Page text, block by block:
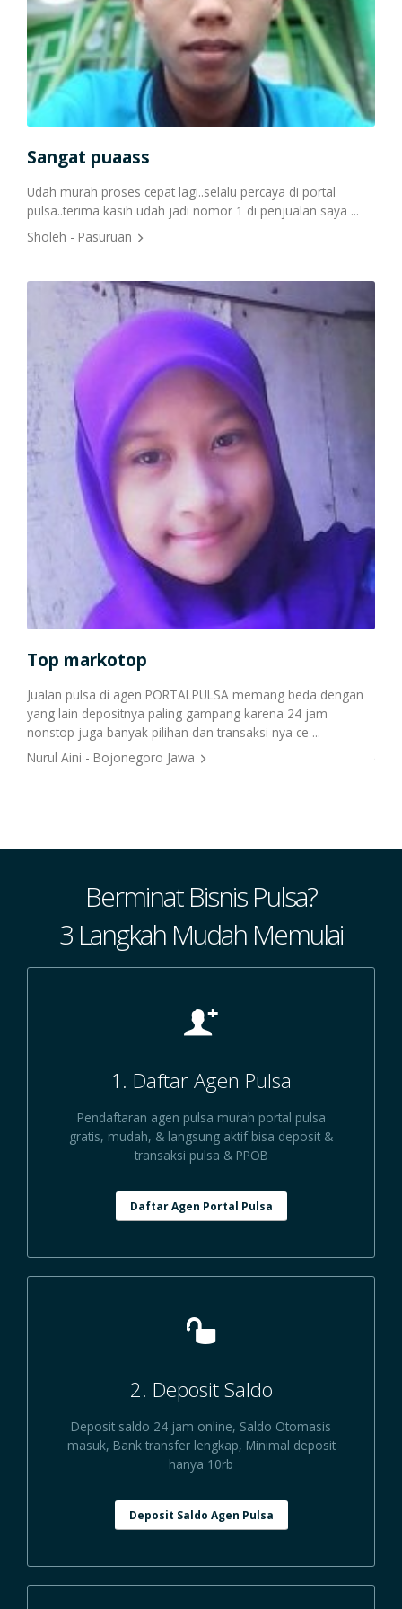
Cetak Struk Token & PPOB
Transaksi Via API
Sangat puaass
Udah murah proses cepat lagi..selalu percaya di portal
pulsa..terima kasih udah jadi nomor 1 di penjualan saya ...
Sholeh - Pasuruan
Top markotop
Jualan pulsa di agen PORTALPULSA memang beda dengan
yang lain depositnya paling gampang karena 24 jam
nonstop juga banyak pilihan dan transaksi nya ce ...
Nurul Aini - Bojonegoro Jawa
Berminat Bisnis Pulsa?
3 Langkah Mudah Memulai
1. Daftar Agen Pulsa
Pendaftaran agen pulsa murah portal pulsa
gratis, mudah, & langsung aktif bisa deposit &
transaksi pulsa & PPOB
Daftar Agen Portal Pulsa
2. Deposit Saldo
Deposit saldo 24 jam online, Saldo Otomasis
masuk, Bank transfer lengkap, Minimal deposit
hanya 10rb
Deposit Saldo Agen Pulsa